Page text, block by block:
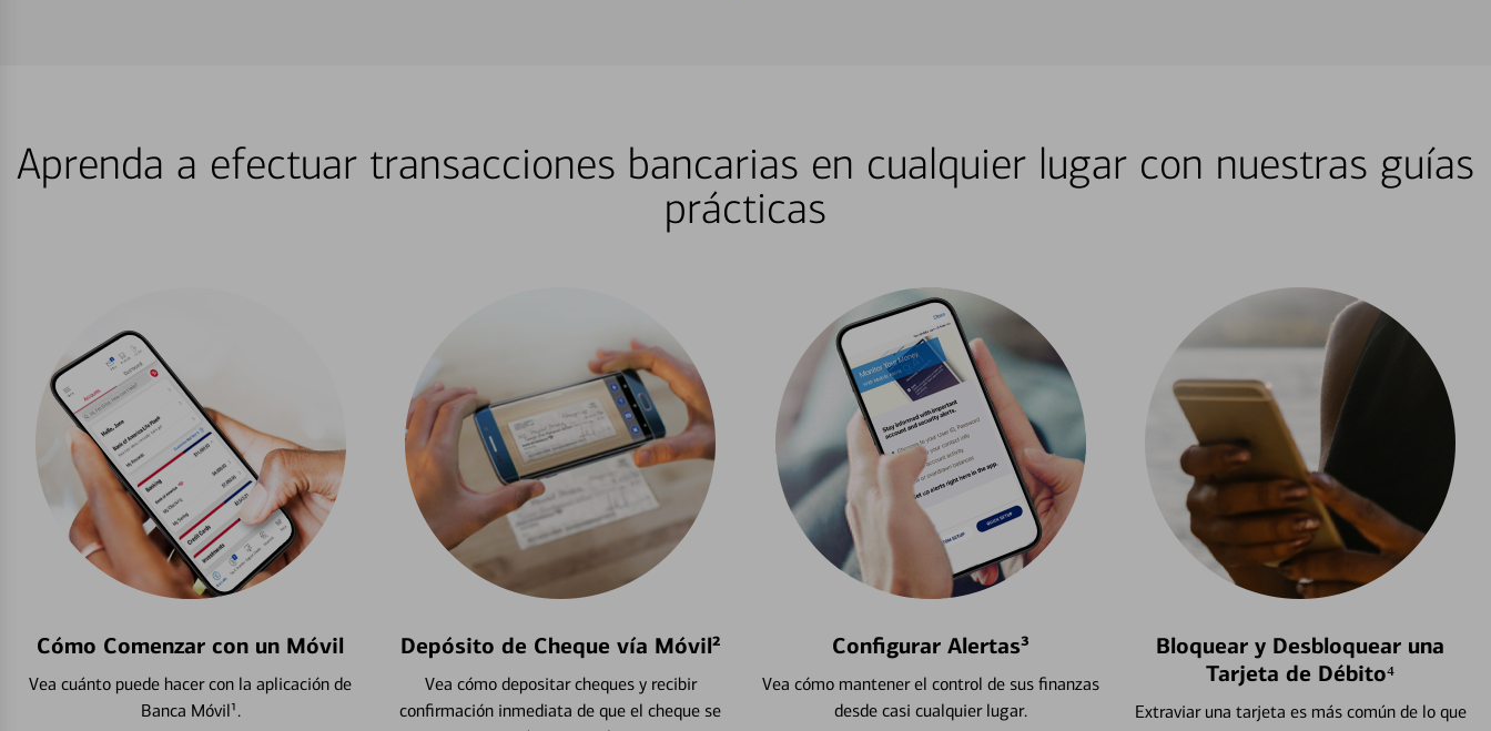
Aprenda a efectuar transacciones bancarias en cualquier lugar con nuestras guías
prácticas
Cómo Comenzar con un Móvil
Vea cuánto puede hacer con la aplicación de
Banca Móvil¹.
Depósito de Cheque vía Móvil²
Vea cómo depositar cheques y recibir
confirmación inmediata de que el cheque se
Configurar Alertas³
Vea cómo mantener el control de sus finanzas
desde casi cualquier lugar.
Bloquear y Desbloquear una
Tarjeta de Débito⁴
Extraviar una tarjeta es más común de lo que